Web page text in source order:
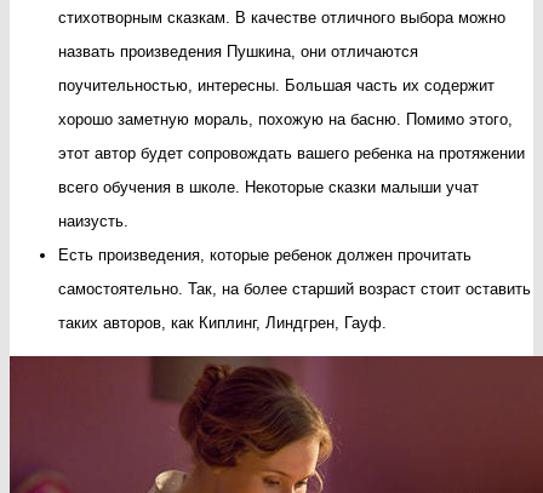
стихотворным сказкам. В качестве отличного выбора можно
назвать произведения Пушкина, они отличаются
поучительностью, интересны. Большая часть их содержит
хорошо заметную мораль, похожую на басню. Помимо этого,
этот автор будет сопровождать вашего ребенка на протяжении
всего обучения в школе. Некоторые сказки малыши учат
наизусть.
Есть произведения, которые ребенок должен прочитать
самостоятельно. Так, на более старший возраст стоит оставить
таких авторов, как Киплинг, Линдгрен, Гауф.